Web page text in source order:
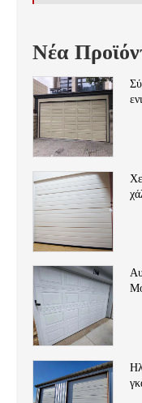
Νέα